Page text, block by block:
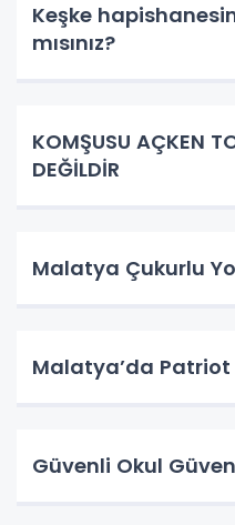
Keşke
mısınız?
KOMŞUSU AÇKEN
DEĞİLDİR
Malatya Çukurlu
Malatya’da
Güvenli Okul